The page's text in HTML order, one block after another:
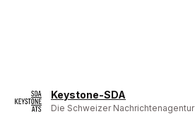
Keystone-SDA
Die Schweizer Nachrichtenagentur